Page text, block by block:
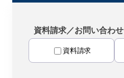
資料請求／お問い合わせ
資料請求